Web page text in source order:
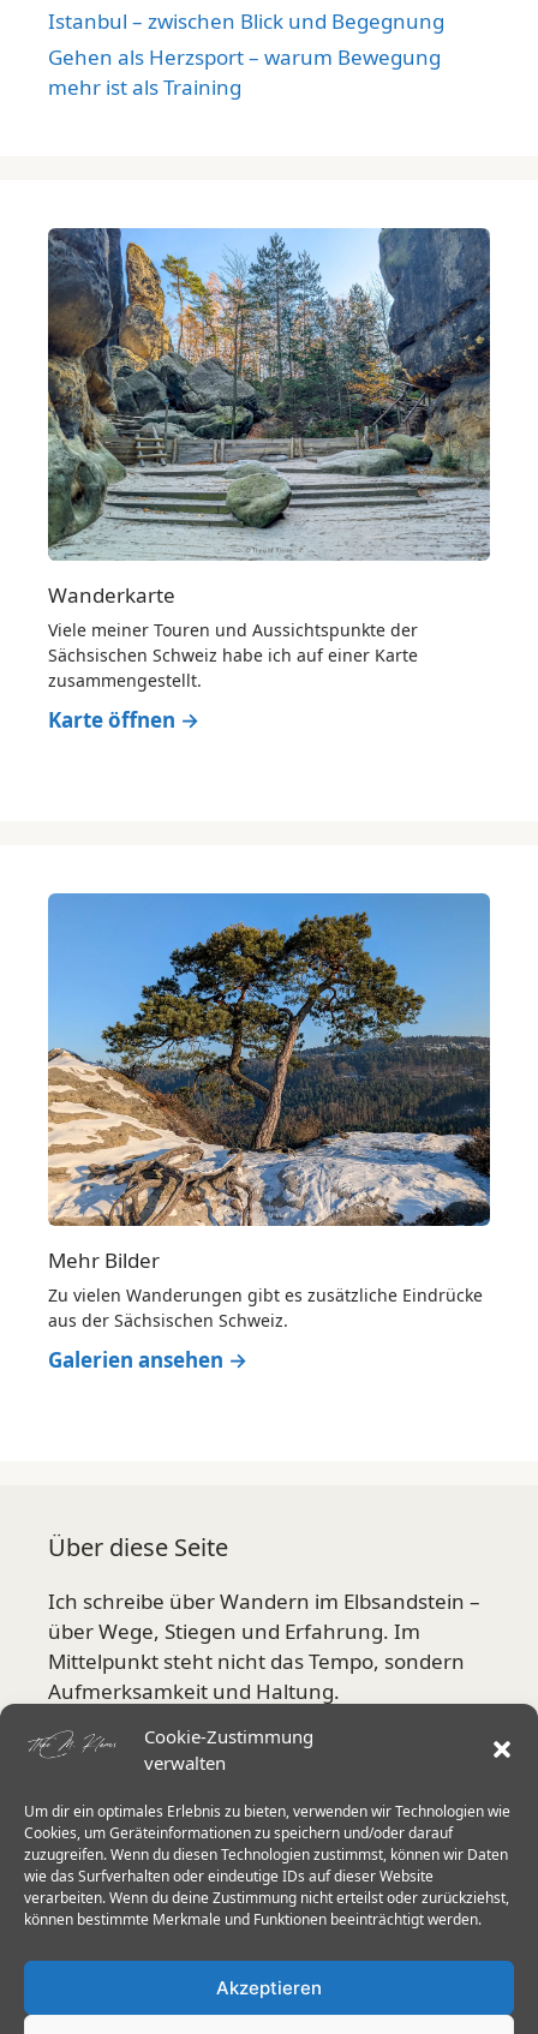
Cookie-Zustimmung
verwalten
Um dir ein optimales Erlebnis zu bieten, verwenden wir Technologien wie
Cookies, um Geräteinformationen zu speichern und/oder darauf
zuzugreifen. Wenn du diesen Technologien zustimmst, können wir Daten
wie das Surfverhalten oder eindeutige IDs auf dieser Website
verarbeiten. Wenn du deine Zustimmung nicht erteilst oder zurückziehst,
können bestimmte Merkmale und Funktionen beeinträchtigt werden.
Akzeptieren
Istanbul – zwischen Blick und Begegnung
Gehen als Herzsport – warum Bewegung
mehr ist als Training
Wanderkarte
Viele meiner Touren und Aussichtspunkte der
Sächsischen Schweiz habe ich auf einer Karte
zusammengestellt.
Karte öffnen →
Mehr Bilder
Zu vielen Wanderungen gibt es zusätzliche Eindrücke
aus der Sächsischen Schweiz.
Galerien ansehen →
Über diese Seite
Ich schreibe über Wandern im Elbsandstein –
über Wege, Stiegen und Erfahrung. Im
Mittelpunkt steht nicht das Tempo, sondern
Aufmerksamkeit und Haltung.
Mehr über mich
Aktuelle Schwerpunkte
Stiegen in der Sächsischen Schweiz
Herkulessäulen & Schrammsteine
Wanderstöcke im Elbsandstein
Trittsicherheit 60+